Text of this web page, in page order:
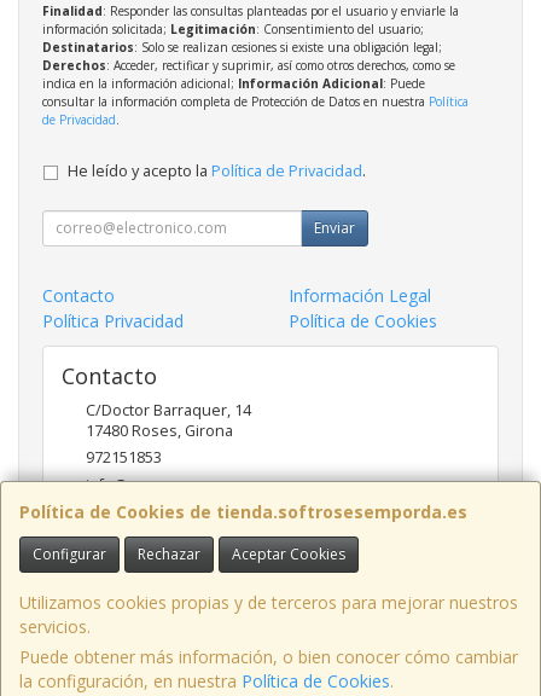
Política de Cookies de tienda.softrosesemporda.es
Configurar Rechazar Aceptar Cookies
Utilizamos cookies propias y de terceros para mejorar nuestros
servicios.
Puede obtener más información, o bien conocer cómo cambiar
la configuración, en nuestra Política de Cookies.
Finalidad: Responder las consultas planteadas por el usuario y enviarle la
información solicitada; Legitimación: Consentimiento del usuario;
Destinatarios: Solo se realizan cesiones si existe una obligación legal;
Derechos: Acceder, rectificar y suprimir, así como otros derechos, como se
indica en la información adicional; Información Adicional: Puede
consultar la información completa de Protección de Datos en nuestra Política
de Privacidad
He leído y acepto la Política de Privacidad.
Enviar
Contacto
Información Legal
Política Privacidad
Política de Cookies
Contacto
C/Doctor Barraquer, 14
17480Roses, Girona
972151853
info@ncsroses.com
Horario
Lunes a Viernes 9:30-13:30 y 16:00-19:00
, , , , España. - C.I.F.: B17910282 - Tfno: